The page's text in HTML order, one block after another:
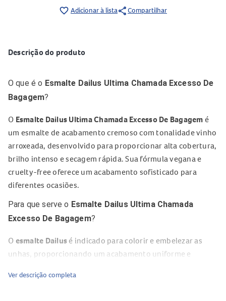
favorite_border Adicionar à listashareCompartilhar
Descrição do produto
O que é o Esmalte Dailus Ultima Chamada Excesso De
Bagagem?
O Esmalte Dailus Ultima Chamada Excesso De Bagagem é
um esmalte de acabamento cremoso com tonalidade vinho
arroxeada, desenvolvido para proporcionar alta cobertura,
brilho intenso e secagem rápida. Sua fórmula vegana e
cruelty-free oferece um acabamento sofisticado para
diferentes ocasiões.
Para que serve o Esmalte Dailus Ultima Chamada
Excesso De Bagagem?
O esmalte Dailus é indicado para colorir e embelezar as
unhas, proporcionando um acabamento uniforme e
clássicas ou modernas e pode ser utilizada sozinha ou em
Ver descrição completa